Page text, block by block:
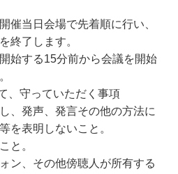
催当日会場で先着順に行い、
終了します。
始する15分前から会議を開始
、守っていただく事項
、発声、発言その他の方法に
を表明しないこと。
と。
ン、その他傍聴人が所有する